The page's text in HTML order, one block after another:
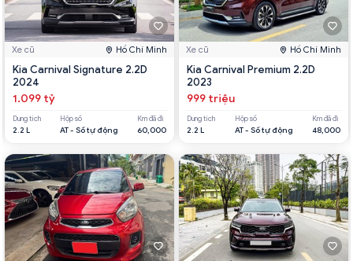
Xe cũ Hồ Chí Minh
Kia Carnival Signature 2.2D
2024
1.099 tỷ
Dung tích
2.2 L
Hộp số
AT - Số tự động
Km đã đi
60,000
Xe cũ Hồ Chí Minh
Kia Carnival Premium 2.2D
2023
999 triệu
Dung tích
2.2 L
Hộp số
AT - Số tự động
Km đã đi
48,000